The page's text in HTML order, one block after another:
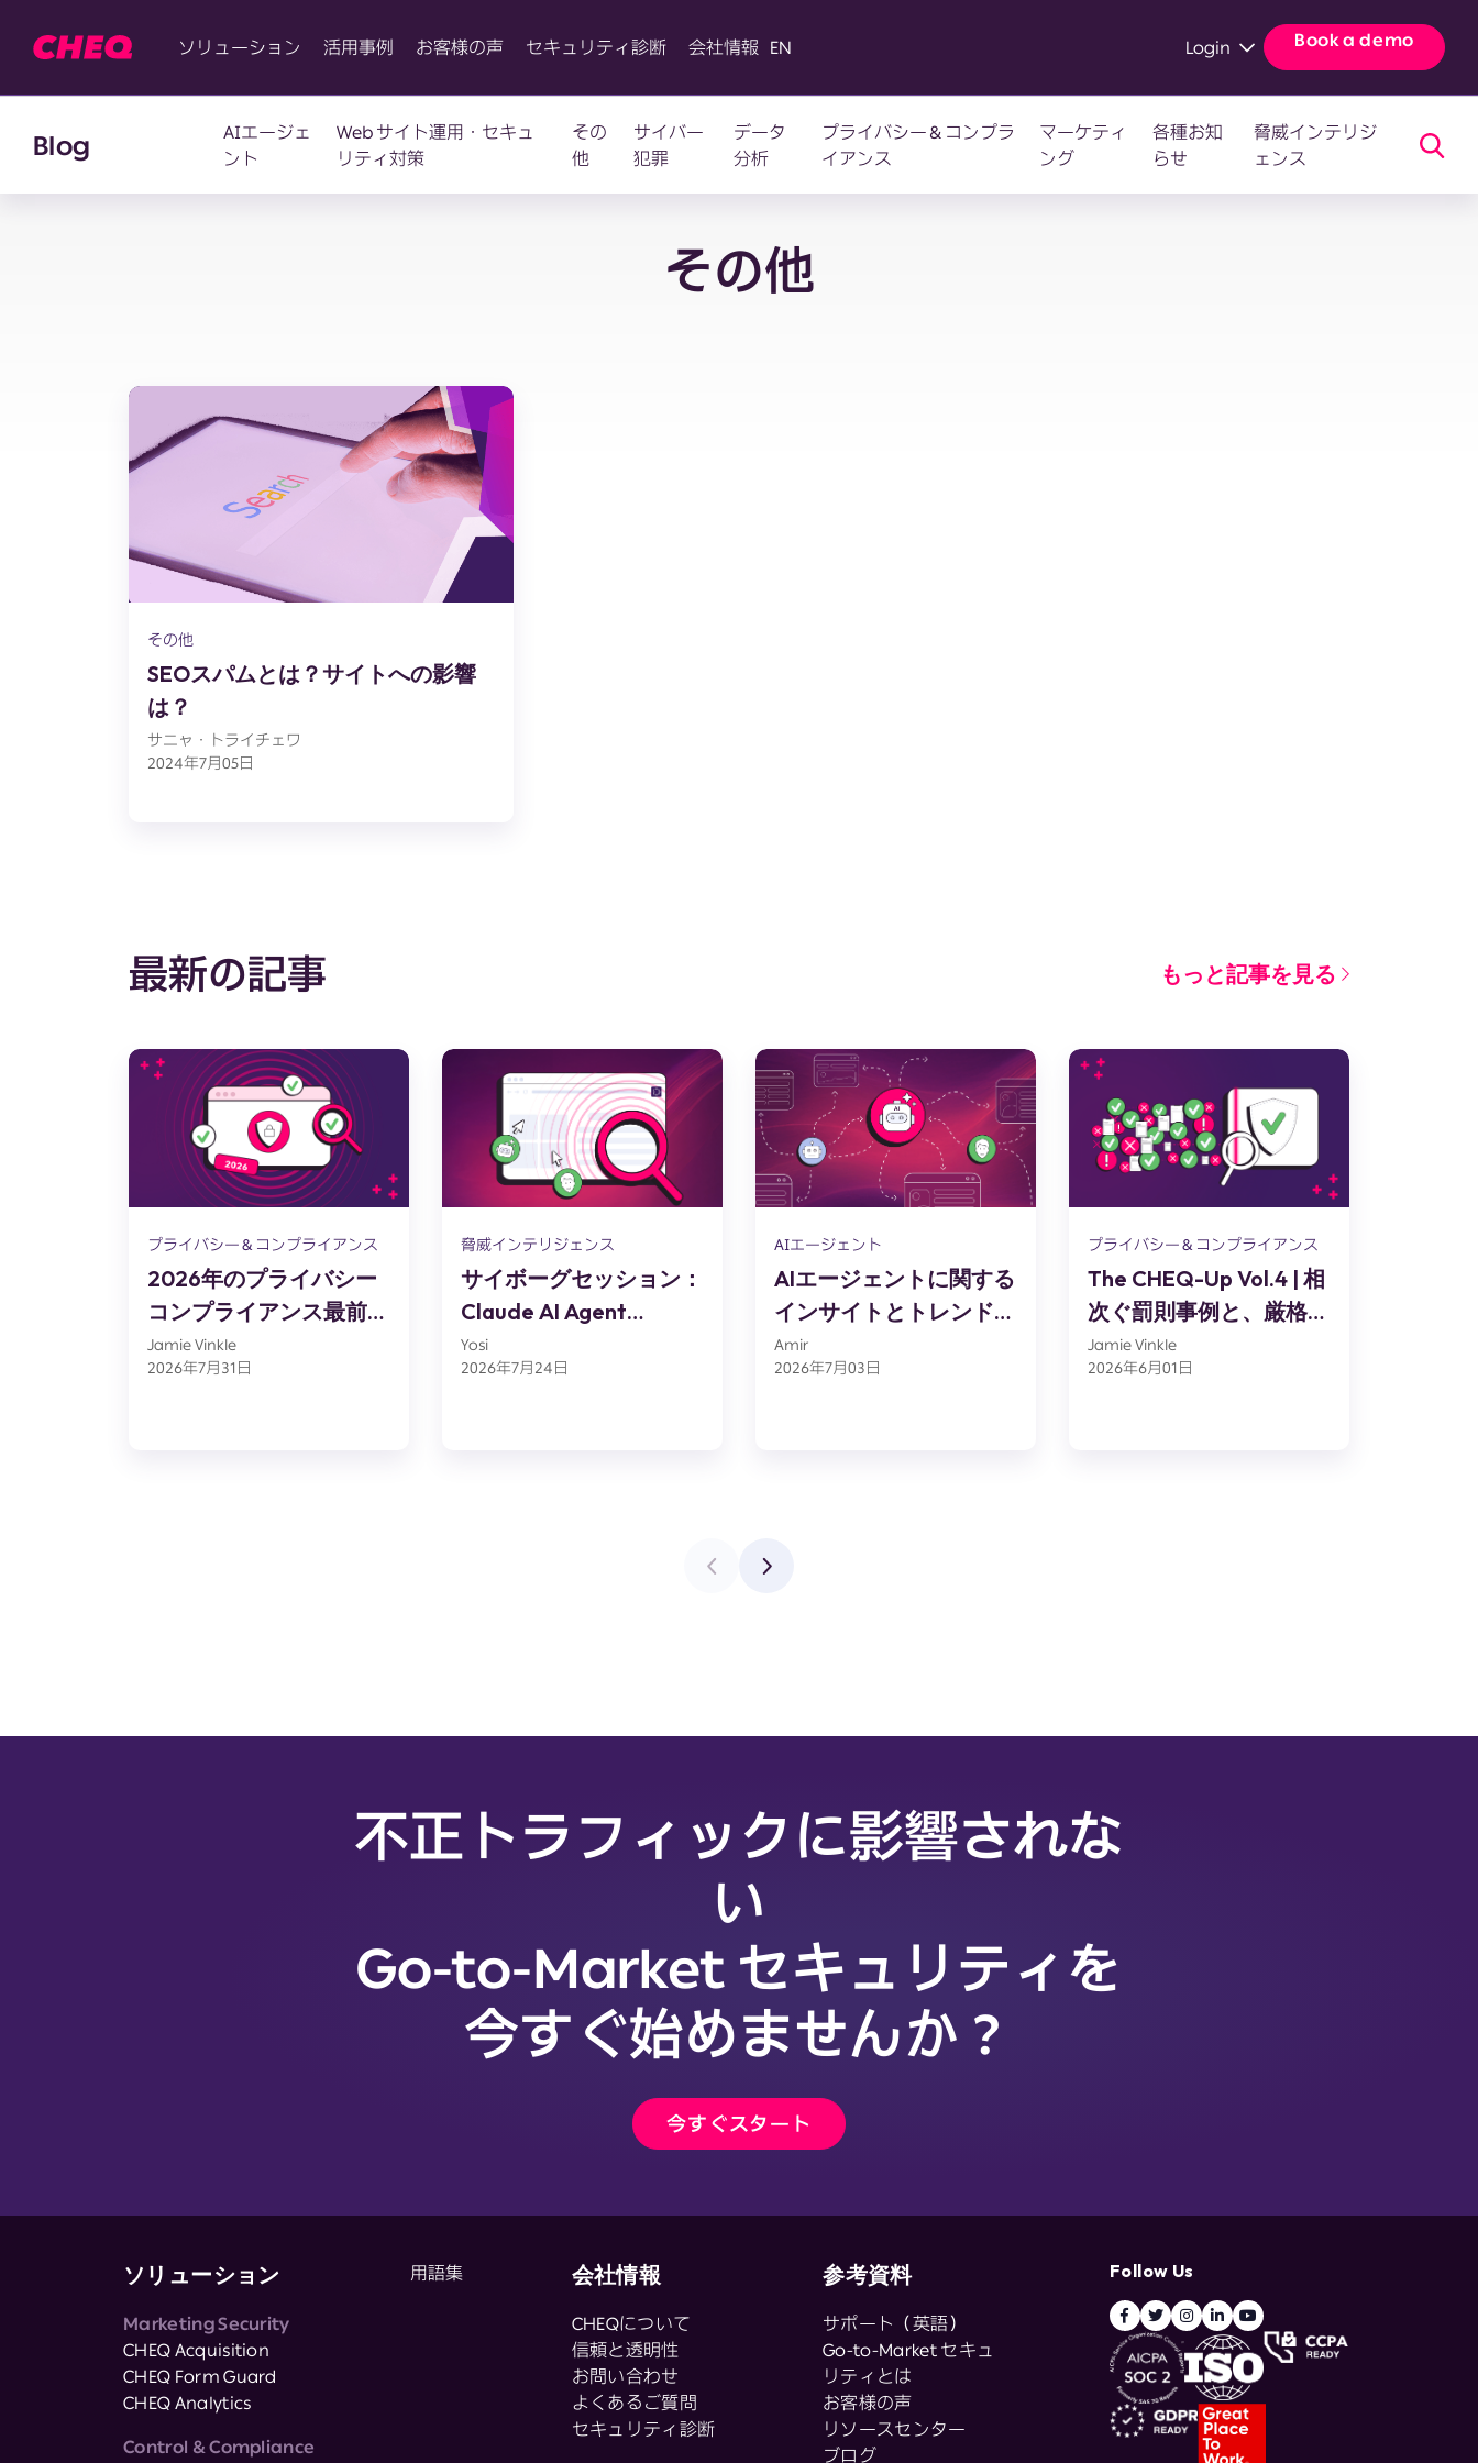
ソリューション 活用事例 お客様の声 セキュリティ診断 会社情報 EN Login Book a demo
Blog
AIエージェ
ント
Web サイト運用・セキュ
リティ対策
その
他
サイバー
犯罪
データ
分析
プライバシー＆コンプラ
イアンス
マーケティ
ング
各種お知
らせ
脅威インテリジ
ェンス
その他
その他
SEOスパムとは？サイトへの影響
は？
サニャ・トライチェワ
2024年7月05日
最新の記事 もっと記事を見る
プライバシー＆コンプライアンス
2026年のプライバシー
コンプライアンス最前線
– 「文書」から「運用」
へ
Jamie Vinkle
2026年7月31日
脅威インテリジェンス
サイボーグセッション：
Claude AI Agent
Chrome拡張機能のリバ
ースエンジニアリングと
Yosi
2026年7月24日
AIエージェント
AIエージェントに関する
インサイトとトレンド
2025
Amir
2026年7月03日
プライバシー＆コンプライアンス
The CHEQ-Up Vol.4 | 相
次ぐ罰則事例と、厳格化
するプライバシー規制
Jamie Vinkle
2026年6月01日
不正トラフィックに影響されな
い
Go-to-Market セキュリティを
今すぐ始めませんか？
今すぐスタート
ソリューション
Marketing Security
CHEQ Acquisition
CHEQ Form Guard
CHEQ Analytics
Control & Compliance
用語集 会社情報
CHEQについて
信頼と透明性
お問い合わせ
よくあるご質問
セキュリティ診断
参考資料
サポート（英語）
Go-to-Market セキュ
リティとは
お客様の声
リソースセンター
ブログ
Follow Us